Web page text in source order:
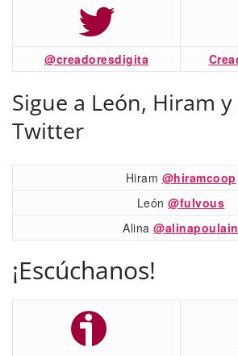
@creadoresdigita
Sigue a León, Hiram
Twitter
Hiram @hiramcoop
León@fulvous
Alina@alinapoulain
¡Escúchanos!